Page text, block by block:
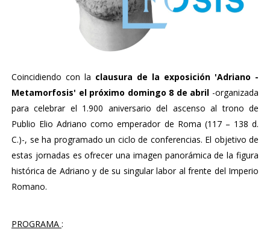
Coincidiendo con la clausura de la exposición 'Adriano -
Metamorfosis' el próximo domingo 8 de abril -organizada
para celebrar el 1.900 aniversario del ascenso al trono de
Publio Elio Adriano como emperador de Roma (117 – 138 d.
C.)-, se ha programado un ciclo de conferencias. El objetivo de
estas jornadas es ofrecer una imagen panorámica de la figura
histórica de Adriano y de su singular labor al frente del Imperio
Romano.
PROGRAMA :